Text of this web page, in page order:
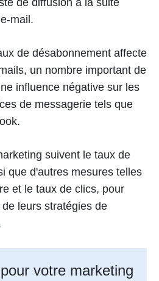
mail.
de désabonnement affecte
un nombre important de
influence négative sur les
de messagerie tels que
suivent le taux de
que d'autres mesures telles
et le taux de clics, pour
leurs stratégies de
votre marketing